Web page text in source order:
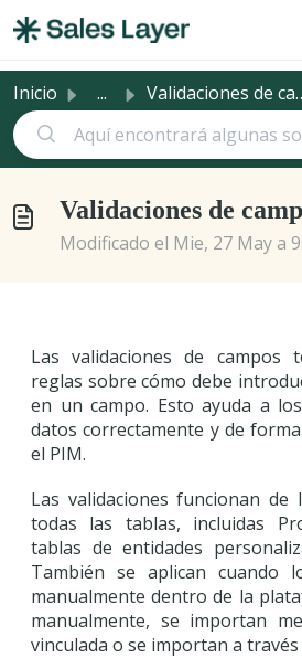
Inicio ... Validaciones de campos
Validaciones de
Modificado el Mie, 27 May a
Las validaciones de campos
reglas sobre cómo debe
en un campo. Esto ayuda a
datos correctamente y de
el PIM.
Las validaciones funcionan
todas las tablas, incluidas
tablas de entidades
También se aplican cuando
manualmente dentro de la
manualmente, se importan
vinculada o se importan a través